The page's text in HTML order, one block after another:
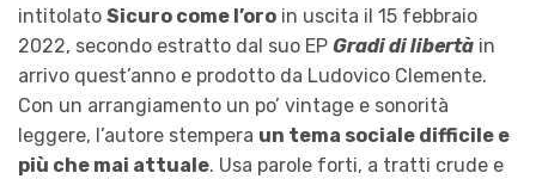
intitolato Sicuro come l’oro in uscita il 15 febbraio
2022, secondo estratto dal suo EP Gradi di libertà in
arrivo quest’anno e prodotto da Ludovico Clemente.
Con un arrangiamento un po’ vintage e sonorità
leggere, l’autore stempera un tema sociale difficile e
più che mai attuale. Usa parole forti, a tratti crude e